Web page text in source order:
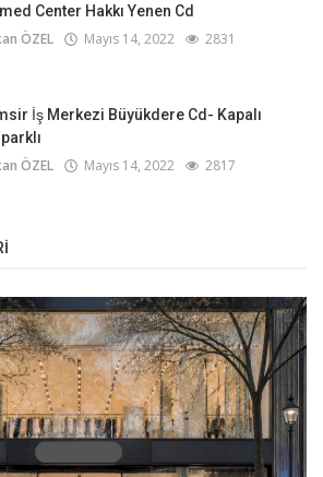
Center Hakkı Yenen Cd
ÖZEL Mayıs 14, 2022 2831
İş Merkezi Büyükdere Cd- Kapalı
ÖZEL Mayıs 14, 2022 2817